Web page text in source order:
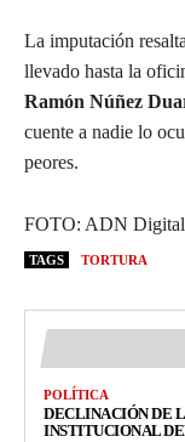
La imputación
llevado hasta la
Ramón Núñez
cuente a nadie lo
peores.
FOTO: ADN Digital
TAGS TORTURA
POLÍTICA
DECLINACIÓN DE
INSTITUCIONAL